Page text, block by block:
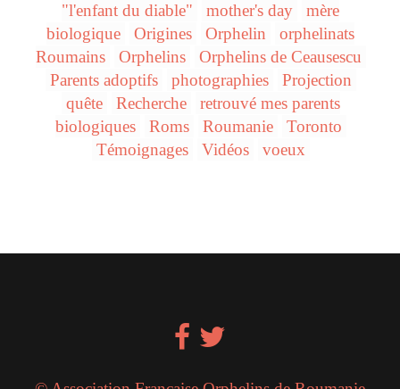
"l'enfant du diable"
mother's day
mère
biologique
Origines Orphelin
orphelinats
Roumains
Orphelins
Orphelins de Ceausescu
Parents adoptifs
photographies
Projection
quête
Recherche
retrouvé mes parents
biologiques
Roms Roumanie
Toronto
Témoignages
Vidéos voeux